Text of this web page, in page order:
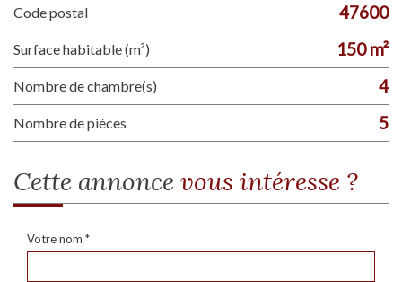
Code postal 47600
Surface habitable (m²) 150 m²
Nombre de chambre(s) 4
Nombre de pièces 5
cette annonce vous intéresse ?
Votre nom *